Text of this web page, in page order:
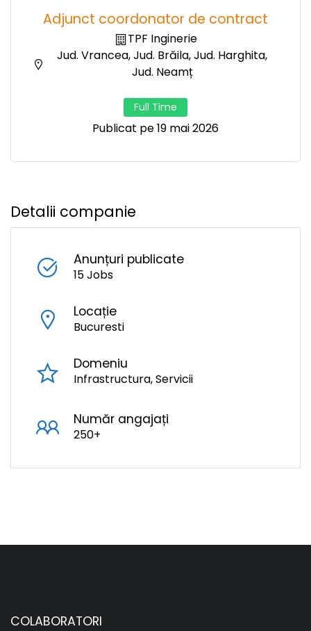
Adjunct coordonator de contract
TPF Inginerie
Jud. Vrancea, Jud. Brăila, Jud. Harghita,
Jud. Neamț
Full Time
Publicat pe 19 mai 2026
Detalii companie
Anunțuri publicate
15 Jobs
Locație
Bucuresti
Domeniu
Infrastructura Servicii
Număr angajați
250+
COLABORATORI